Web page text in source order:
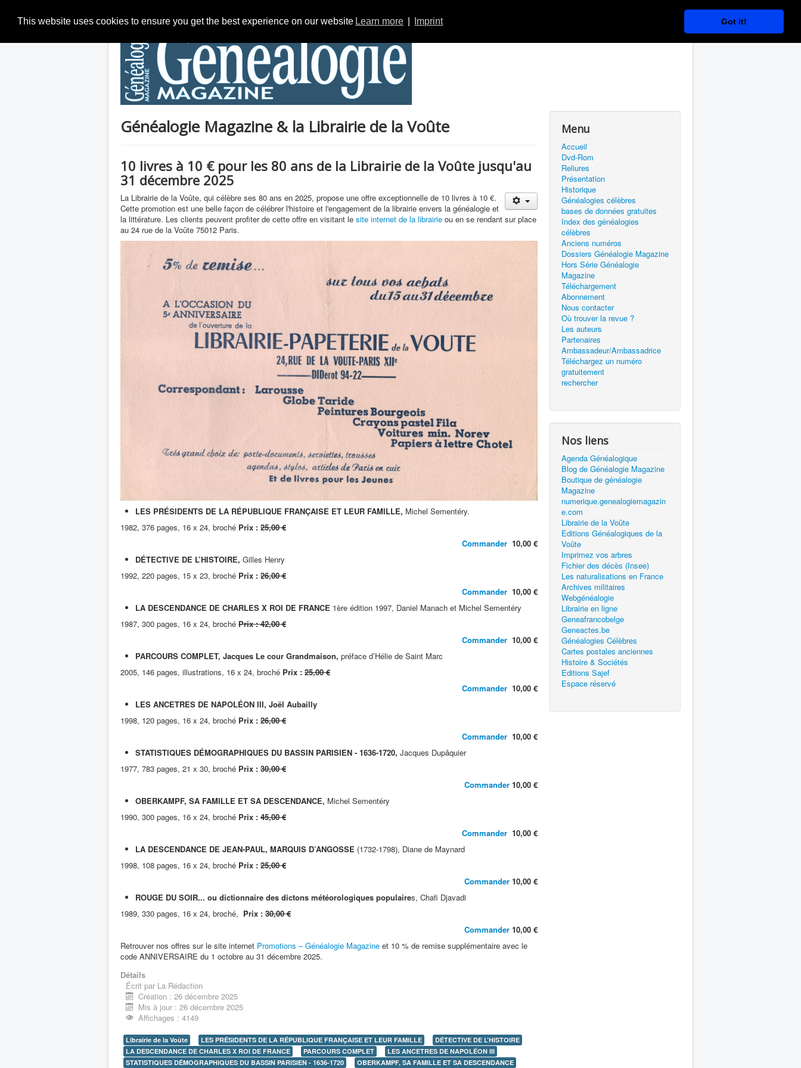
This website uses cookies to ensure you get the best experience on our website Learn more Imprint Got it!
Généalogie Magazine & la Librairie de la Voûte
10 livres à 10 € pour les 80 ans de la Librairie de la Voûte jusqu'au
31 décembre 2025
La Librairie de la Voûte, qui célèbre ses 80 ans en 2025, propose une offre exceptionnelle de 10 livres à 10 €.
Cette promotion est une belle façon de célébrer l'histoire et l'engagement de la librairie envers la généalogie et
la littérature. Les clients peuvent profiter de cette offre en visitant le site internet de la librairie ou en se rendant sur place
au 24 rue de la Voûte 75012 Paris.
LES PRÉSIDENTS DE LA RÉPUBLIQUE FRANÇAISE ET LEUR FAMILLE, Michel Sementéry.
1982, 376 pages, 16 x 24, broché Prix : 25,00 €
Commander 10,00 €
DÉTECTIVE DE L’HISTOIRE, Gilles Henry
1992, 220 pages, 15 x 23, broché Prix : 26,00 €
Commander 10,00 €
LA DESCENDANCE DE CHARLES X ROI DE FRANCE 1ère édition 1997, Daniel Manach et Michel Sementéry
1987, 300 pages, 16 x 24, broché Prix : 42,00 €
Commander 10,00 €
PARCOURS COMPLET, Jacques Le cour Grandmaison, préface d’Hélie de Saint Marc
2005, 146 pages, illustrations, 16 x 24, broché Prix : 25,00 €
Commander 10,00 €
LES ANCETRES DE NAPOLÉON III, Joël Aubailly
1998, 120 pages, 16 x 24, broché Prix : 26,00 €
Commander 10,00 €
STATISTIQUES DÉMOGRAPHIQUES DU BASSIN PARISIEN - 1636-1720, Jacques Dupâquier
1977, 783 pages, 21 x 30, broché Prix : 30,00 €
Commander 10,00 €
OBERKAMPF, SA FAMILLE ET SA DESCENDANCE, Michel Sementéry
1990, 300 pages, 16 x 24, broché Prix : 45,00 €
Commander 10,00 €
LA DESCENDANCE DE JEAN-PAUL, MARQUIS D’ANGOSSE (1732-1798), Diane de Maynard
1998, 108 pages, 16 x 24, broché Prix : 25,00 €
Commander 10,00 €
ROUGE DU SOIR... ou dictionnaire des dictons météorologiques populaires, Chafi Djavadi
1989, 330 pages, 16 x 24, broché, Prix : 30,00 €
Commander 10,00 €
Retrouver nos offres sur le site internet Promotions – Généalogie Magazine et 10 % de remise supplémentaire avec le
code ANNIVERSAIRE du 1 octobre au 31 décembre 2025.
Détails
Écrit par La Rédaction
Création : 26 décembre 2025
Mis à jour : 26 décembre 2025
Affichages : 4149
Librairie de la Voûte LES PRÉSIDENTS DE LA RÉPUBLIQUE FRANÇAISE ET LEUR FAMILLE
DÉTECTIVE DE L’HISTOIRE
LA DESCENDANCE DE CHARLES X ROI DE FRANCE
PARCOURS COMPLET
LES ANCETRES DE NAPOLÉON III
STATISTIQUES DÉMOGRAPHIQUES DU BASSIN PARISIEN - 1636-1720
OBERKAMPF, SA FAMILLE ET SA DESCENDANCE
Menu
Accueil
Dvd-Rom
Reliures
Présentation
Historique
Généalogies célèbres
bases de données gratuites
Index des généalogies
célèbres
Anciens numéros
Dossiers Généalogie Magazine
Hors Série Généalogie
Magazine
Téléchargement
Abonnement
Nous contacter
Où trouver la revue ?
Les auteurs
Partenaires
Ambassadeur/Ambassadrice
Téléchargez un numéro
gratuitement
rechercher
Nos liens
Agenda Généalogique
Blog de Généalogie Magazine
Boutique de généalogie
Magazine
numerique.genealogiemagazin
e.com
Librairie de la Voûte
Editions Généalogiques de la
Voûte
Imprimez vos arbres
Fichier des décès (Insee)
Les naturalisations en France
Archives militaires
Webgénéalogie
Librairie en ligne
Geneafrancobelge
Geneactes.be
Généalogies Célèbres
Cartes postales anciennes
Histoire & Sociétés
Editions Sajef
Espace réservé